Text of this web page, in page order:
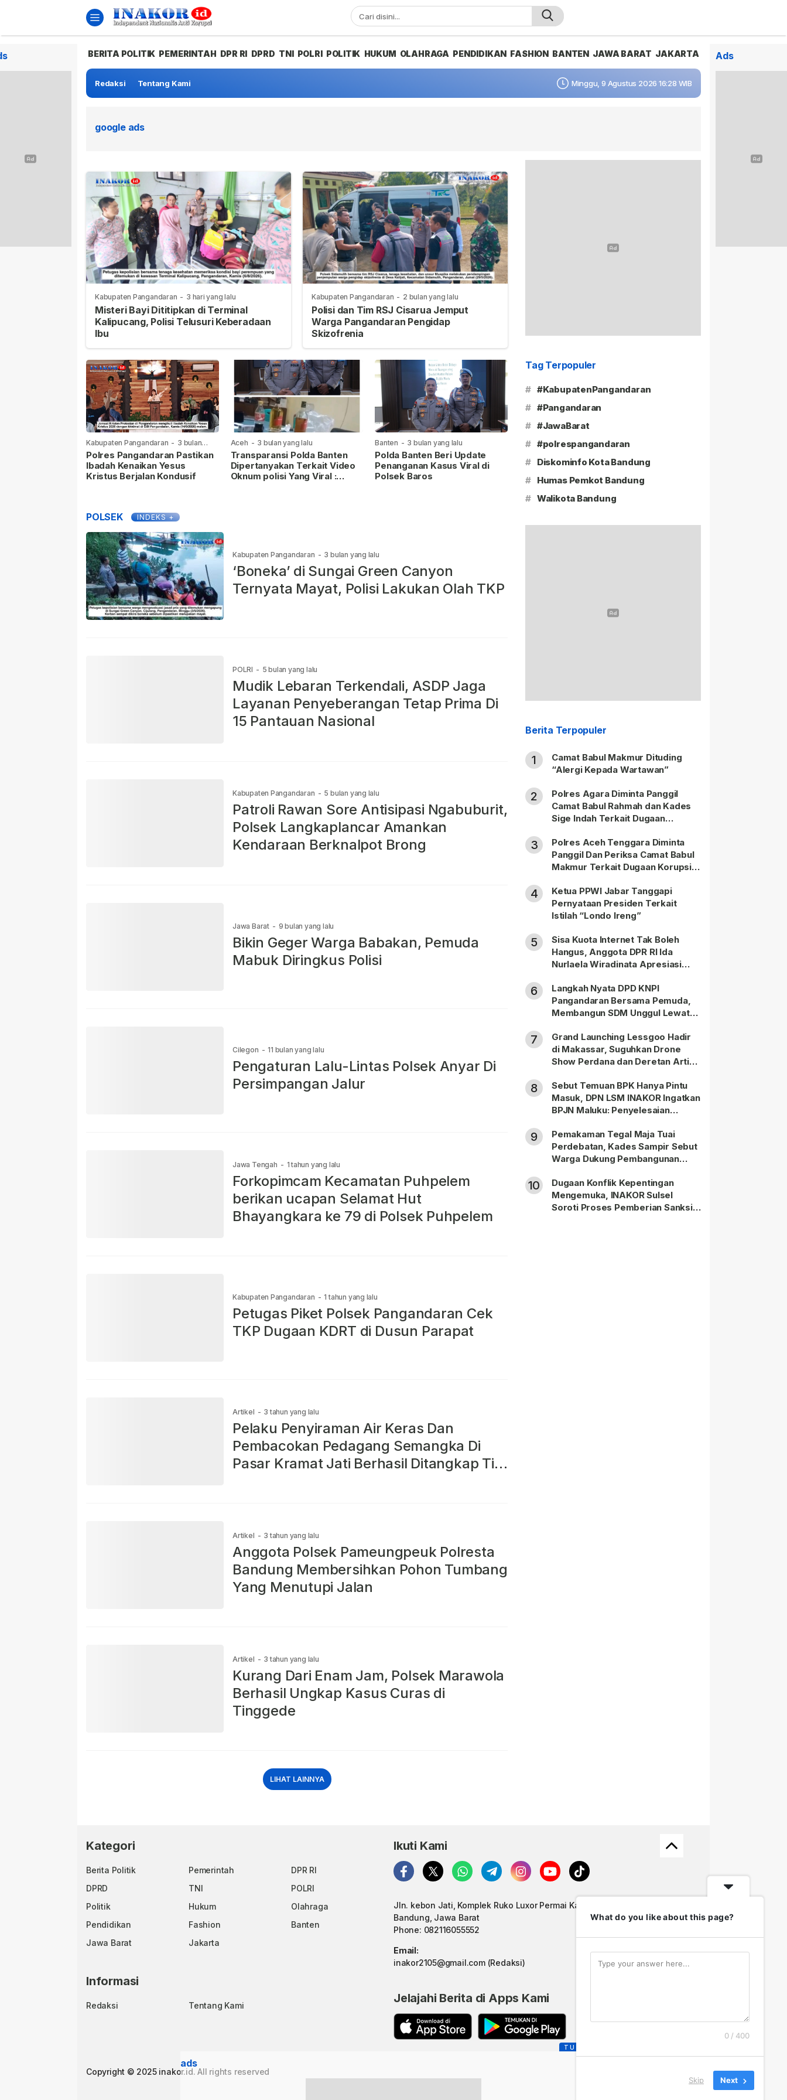
BERITA POLITIK PEMERINTAH DPR RI DPRD TNI POLRI POLITIK HUKUM OLAHRAGA PENDIDIKAN FASHION BANTEN JAWA BARAT JAKARTA
Redaksi Tentang Kami Minggu, 9 Agustus 2026 16:28 WIB
google ads
Kabupaten Pangandaran - 3 hari yang lalu
Misteri Bayi Dititipkan di Terminal
Kalipucang, Polisi Telusuri Keberadaan
Ibu
Kabupaten Pangandaran - 2 bulan yang lalu
Polisi dan Tim RSJ Cisarua Jemput
Warga Pangandaran Pengidap
Skizofrenia
Kabupaten Pangandaran - 3 bulan
yang lalu
Polres Pangandaran Pastikan
Ibadah Kenaikan Yesus
Kristus Berjalan Kondusif
Aceh - 3 bulan yang lalu
Transparansi Polda Banten
Dipertanyakan Terkait Video
Oknum polisi Yang Viral :
Banten - 3 bulan yang lalu
Polda Banten Beri Update
Penanganan Kasus Viral di
Polsek Baros
POLSEK INDEKS +
Kabupaten Pangandaran - 3 bulan yang lalu
‘Boneka’ di Sungai Green Canyon
Ternyata Mayat, Polisi Lakukan Olah TKP
POLRI - 5 bulan yang lalu
Mudik Lebaran Terkendali, ASDP Jaga
Layanan Penyeberangan Tetap Prima Di
15 Pantauan Nasional
Kabupaten Pangandaran - 5 bulan yang lalu
Patroli Rawan Sore Antisipasi Ngabuburit,
Polsek Langkaplancar Amankan
Kendaraan Berknalpot Brong
Jawa Barat - 9 bulan yang lalu
Bikin Geger Warga Babakan, Pemuda
Mabuk Diringkus Polisi
Cilegon - 11 bulan yang lalu
Pengaturan Lalu-Lintas Polsek Anyar Di
Persimpangan Jalur
Jawa Tengah - 1 tahun yang lalu
Forkopimcam Kecamatan Puhpelem
berikan ucapan Selamat Hut
Bhayangkara ke 79 di Polsek Puhpelem
Kabupaten Pangandaran - 1 tahun yang lalu
Petugas Piket Polsek Pangandaran Cek
TKP Dugaan KDRT di Dusun Parapat
Artikel - 3 tahun yang lalu
Pelaku Penyiraman Air Keras Dan
Pembacokan Pedagang Semangka Di
Pasar Kramat Jati Berhasil Ditangkap Tim
Artikel - 3 tahun yang lalu
Anggota Polsek Pameungpeuk Polresta
Bandung Membersihkan Pohon Tumbang
Yang Menutupi Jalan
Artikel - 3 tahun yang lalu
Kurang Dari Enam Jam, Polsek Marawola
Berhasil Ungkap Kasus Curas di
Tinggede
LIHAT LAINNYA
Tag Terpopuler
# #KabupatenPangandaran
# #Pangandaran
# #JawaBarat
# #polrespangandaran
# Diskominfo Kota Bandung
# Humas Pemkot Bandung
# Walikota Bandung
Berita Terpopuler
1
Camat Babul Makmur Dituding
“Alergi Kepada Wartawan”
2
Polres Agara Diminta Panggil
Camat Babul Rahmah dan Kades
Sige Indah Terkait Dugaan
3
Polres Aceh Tenggara Diminta
Panggil Dan Periksa Camat Babul
Makmur Terkait Dugaan Korupsi
4
Ketua PPWI Jabar Tanggapi
Pernyataan Presiden Terkait
Istilah “Londo Ireng”
5
Sisa Kuota Internet Tak Boleh
Hangus, Anggota DPR RI Ida
Nurlaela Wiradinata Apresiasi
6
Langkah Nyata DPD KNPI
Pangandaran Bersama Pemuda,
Membangun SDM Unggul Lewat
7
Grand Launching Lessgoo Hadir
di Makassar, Suguhkan Drone
Show Perdana dan Deretan Artis
8
Sebut Temuan BPK Hanya Pintu
Masuk, DPN LSM INAKOR Ingatkan
BPJN Maluku: Penyelesaian
Pertanggungjawaban Pidana
Apabila Ditemukan Unsur Tindak
Pidana
9
Pemakaman Tegal Maja Tuai
Perdebatan, Kades Sampir Sebut
Warga Dukung Pembangunan
10
Dugaan Konflik Kepentingan
Mengemuka, INAKOR Sulsel
Soroti Proses Pemberian Sanksi
Ads
Kategori
Berita Politik Pemerintah
DPR RI
DPRD
TNI
POLRI
Politik
Hukum
Olahraga
Pendidikan
Fashion
Banten
Jawa Barat
Jakarta
Informasi
Redaksi Tentang Kami
Ikuti Kami
Jln. kebon Jati, Komplek Ruko Luxor Permai Kavling 22 Nomor 18 Kota
Bandung, Jawa Barat
Phone: 082116055552
Email:
inakor2105@gmail.com (Redaksi)
Jelajahi Berita di Apps Kami
Copyright © 2025 inakor.id. All rights reserved
TUTUP
ads
What do you like about this page?
0 / 400
Skip Next